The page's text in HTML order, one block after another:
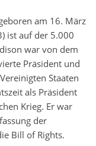
am 16. März
ist auf der 5.000
war von dem
Präsident und
Staaten
als Präsident
Krieg. Er war
der
Bill of Rights.